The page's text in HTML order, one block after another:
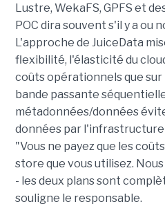
Lustre, WekaFS, GPFS et
POC dira souvent s'il y a ou
L'approche de JuiceData
flexibilité, l'élasticité du
coûts opérationnels que
bande passante
métadonnées/données
données par l'infrastructure
"Vous ne payez que les
store que vous utilisez.
- les deux plans sont
souligne le responsable.